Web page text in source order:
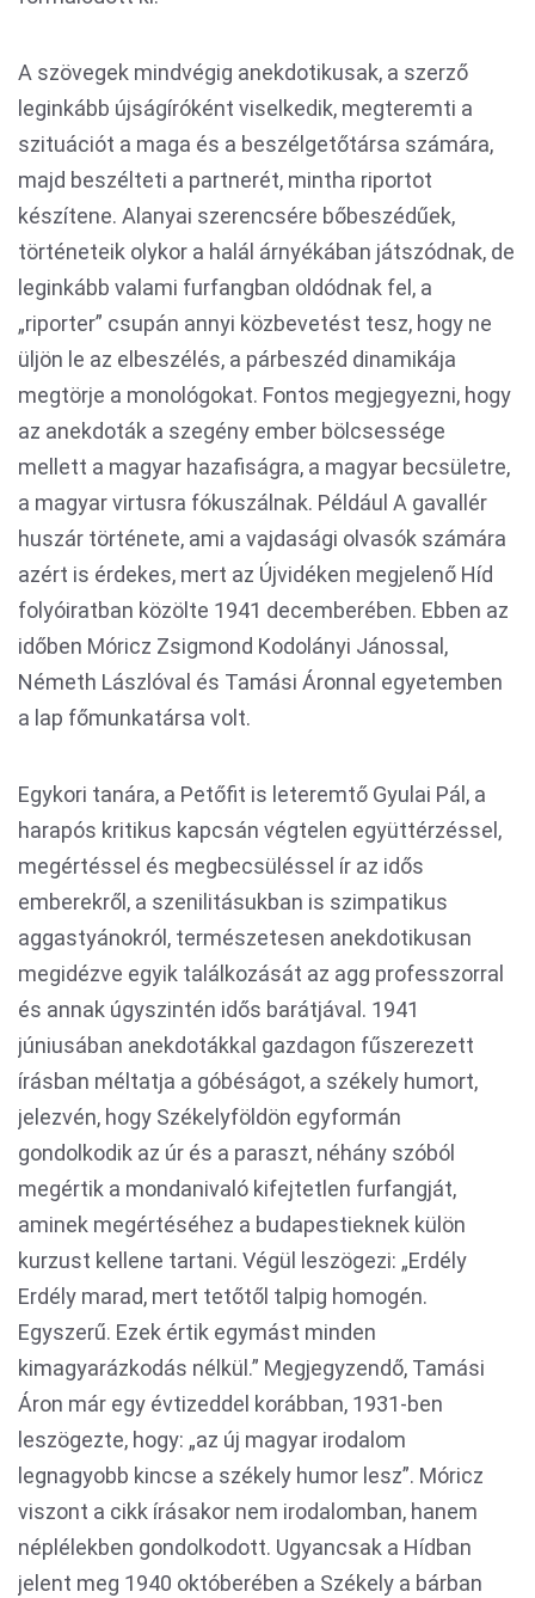
A szövegek mindvégig anekdotikusak, a szerző
leginkább újságíróként viselkedik, megteremti a
szituációt a maga és a beszélgetőtársa számára,
majd beszélteti a partnerét, mintha riportot
készítene. Alanyai szerencsére bőbeszédűek,
történeteik olykor a halál árnyékában játszódnak, de
leginkább valami furfangban oldódnak fel, a
„riporter” csupán annyi közbevetést tesz, hogy ne
üljön le az elbeszélés, a párbeszéd dinamikája
megtörje a monológokat. Fontos megjegyezni, hogy
az anekdoták a szegény ember bölcsessége
mellett a magyar hazafiságra, a magyar becsületre,
a magyar virtusra fókuszálnak. Például A gavallér
huszár története, ami a vajdasági olvasók számára
azért is érdekes, mert az Újvidéken megjelenő Híd
folyóiratban közölte 1941 decemberében. Ebben az
időben Móricz Zsigmond Kodolányi Jánossal,
Németh Lászlóval és Tamási Áronnal egyetemben
a lap főmunkatársa volt.
Egykori tanára, a Petőfit is leteremtő Gyulai Pál, a
harapós kritikus kapcsán végtelen együttérzéssel,
megértéssel és megbecsüléssel ír az idős
emberekről, a szenilitásukban is szimpatikus
aggastyánokról, természetesen anekdotikusan
megidézve egyik találkozását az agg professzorral
és annak úgyszintén idős barátjával. 1941
júniusában anekdotákkal gazdagon fűszerezett
írásban méltatja a góbéságot, a székely humort,
jelezvén, hogy Székelyföldön egyformán
gondolkodik az úr és a paraszt, néhány szóból
megértik a mondanivaló kifejtetlen furfangját,
aminek megértéséhez a budapestieknek külön
kurzust kellene tartani. Végül leszögezi: „Erdély
Erdély marad, mert tetőtől talpig homogén.
Egyszerű. Ezek értik egymást minden
kimagyarázkodás nélkül.” Megjegyzendő, Tamási
Áron már egy évtizeddel korábban, 1931-ben
leszögezte, hogy: „az új magyar irodalom
legnagyobb kincse a székely humor lesz”. Móricz
viszont a cikk írásakor nem irodalomban, hanem
néplélekben gondolkodott. Ugyancsak a Hídban
jelent meg 1940 októberében a Székely a bárban